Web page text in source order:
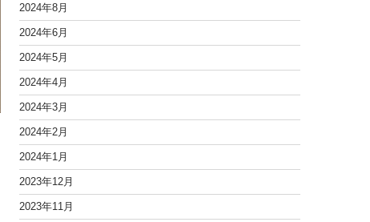
2024年8月
2024年6月
2024年5月
2024年4月
2024年3月
2024年2月
2024年1月
2023年12月
2023年11月